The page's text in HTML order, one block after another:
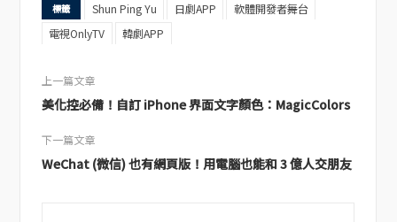
標籤 Shun Ping Yu 日劇APP
軟體開發者舞台
電視OnlyTV
韓劇APP
上一篇文章
美化控必備！自訂 iPhone 界面文字顏色：MagicColors
下一篇文章
WeChat (微信) 也有網頁版！用電腦也能和 3 億人交朋友